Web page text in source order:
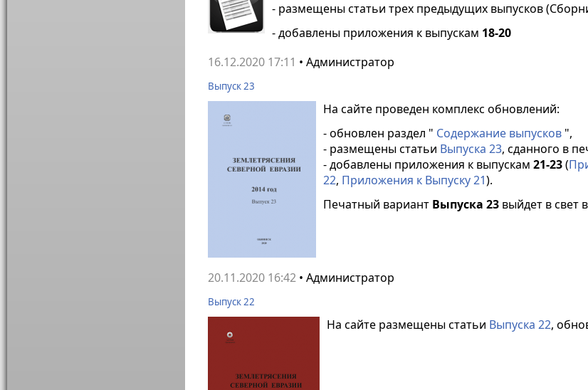
- размещены статьи трех предыдущих выпусков
- добавлены приложения к выпускам 18-20
16.12.2020 17:11 • Администратор
Выпуск 23
На сайте проведен комплекс обновлений:
- обновлен раздел " Содержание выпусков ",
- размещены статьи Выпуска 23, сданного в
- добавлены приложения к выпускам 21-23(
22, Приложения к Выпуску 21).
Печатный вариант Выпуска 23 выйдет в свет
20.11.2020 16:42 • Администратор
Выпуск 22
На сайте размещены статьи Выпуска 22,